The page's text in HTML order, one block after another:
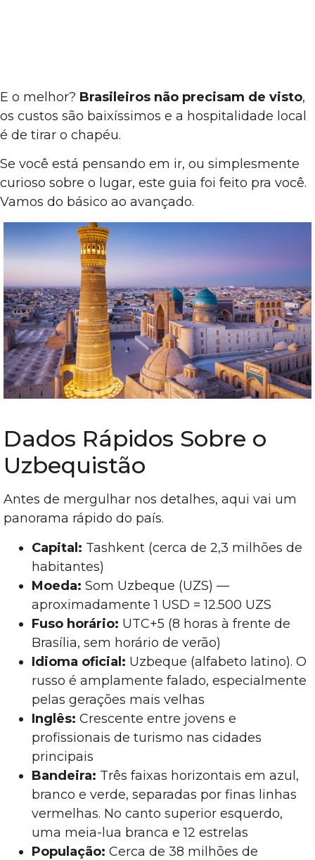
E o melhor? Brasileiros não precisam de visto,
os custos são baixíssimos e a hospitalidade local
é de tirar o chapéu.
Se você está pensando em ir, ou simplesmente
curioso sobre o lugar, este guia foi feito pra você.
Vamos do básico ao avançado.
Dados Rápidos Sobre o
Uzbequistão
Antes de mergulhar nos detalhes, aqui vai um
panorama rápido do país.
Capital: Tashkent (cerca de 2,3 milhões de
habitantes)
Moeda: Som Uzbeque (UZS) —
aproximadamente 1 USD = 12.500 UZS
Fuso horário: UTC+5 (8 horas à frente de
Brasília, sem horário de verão)
Idioma oficial: Uzbeque (alfabeto latino). O
russo é amplamente falado, especialmente
pelas gerações mais velhas
Inglês: Crescente entre jovens e
profissionais de turismo nas cidades
principais
Bandeira: Três faixas horizontais em azul,
branco e verde, separadas por finas linhas
vermelhas. No canto superior esquerdo,
uma meia-lua branca e 12 estrelas
População: Cerca de 38 milhões de